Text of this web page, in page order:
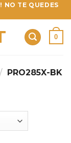
NO TE QUEDES
0
/ PRO285X-BK